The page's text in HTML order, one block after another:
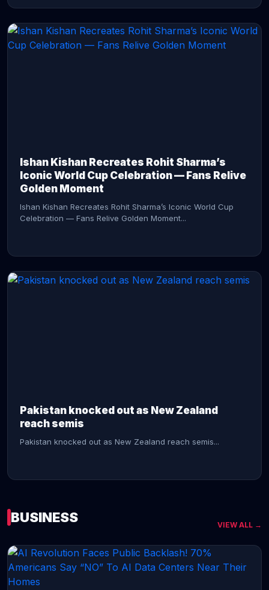
Ishan Kishan Recreates Rohit Sharma’s
Iconic World Cup Celebration — Fans Relive
Golden Moment
Ishan Kishan Recreates Rohit Sharma’s Iconic World Cup
Celebration — Fans Relive Golden Moment...
Pakistan knocked out as New Zealand
reach semis
Pakistan knocked out as New Zealand reach semis...
CONTINUE READING →
BUSINESS VIEW ALL →